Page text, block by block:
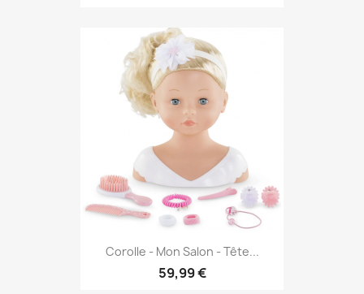
Corolle - Mon Salon - Tête...
59,99 €